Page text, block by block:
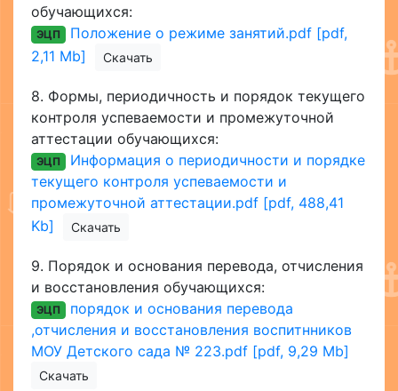
обучающихся:
ЭЦП
Положение о режиме занятий.pdf [pdf,
2,11 Mb]
Скачать
8. Формы, периодичность и порядок текущего
контроля успеваемости и промежуточной
аттестации обучающихся:
ЭЦП
Информация о периодичности и порядке
текущего контроля успеваемости и
промежуточной аттестации.pdf [pdf, 488,41
Kb]
Скачать
9. Порядок и основания перевода, отчисления
и восстановления обучающихся:
ЭЦП
порядок и основания перевода
,отчисления и восстановления воспитнников
МОУ Детского сада № 223.pdf [pdf, 9,29 Mb]
Скачать